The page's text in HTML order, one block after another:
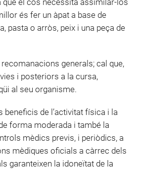
que el cos necessita assimilar-los
és fer un àpat a base de
pasta o arròs, peix i una peça de
generals; cal que,
i posteriors a la cursa,
al seu organisme.
beneficis de l’activitat física i la
forma moderada i també la
mèdics previs, i periòdics, a
mèdiques oficials a càrrec dels
garanteixen la idoneïtat de la